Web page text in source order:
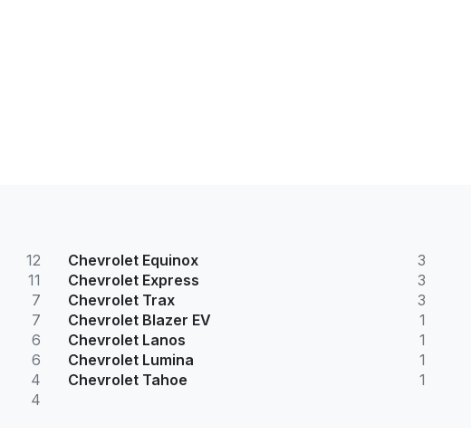
12
11
7
7
6
6
4
4
Chevrolet Equinox
3
Chevrolet Express
3
Chevrolet Trax
3
Chevrolet Blazer EV
1
Chevrolet Lanos
1
Chevrolet Lumina
1
Chevrolet Tahoe
1